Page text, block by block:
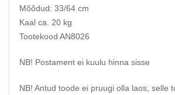
Mõõdud: 33/64 cm
Kaal ca. 20 kg
Tootekood AN8026
NB! Postament ei kuulu hinna sisse
NB! Antud toode ei pruugi olla laos, selle